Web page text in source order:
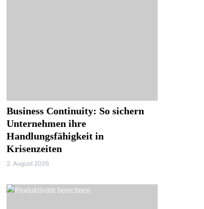
Business Continuity: So sichern
Unternehmen ihre
Handlungsfähigkeit in
Krisenzeiten
2. August 2026